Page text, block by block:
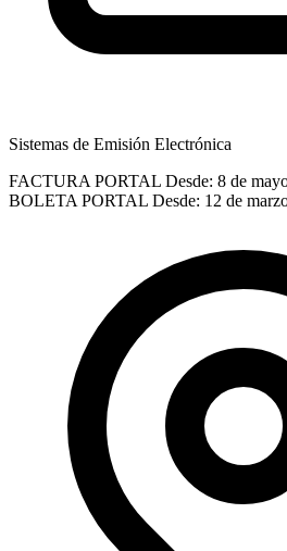
Sistemas de Emisión Electrónica
FACTURA PORTAL Desde: 8 de
BOLETA PORTAL Desde: 12 de